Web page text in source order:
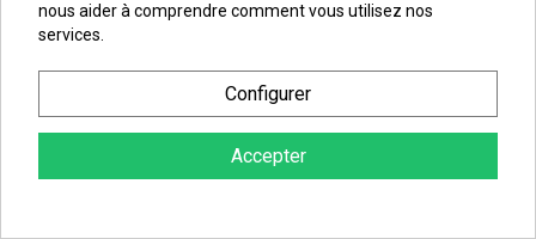
nous aider à comprendre comment vous utilisez nos
services.
Configurer
Accepter